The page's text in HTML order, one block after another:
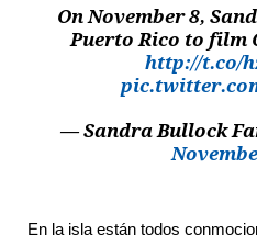
On November 8,
Puerto Rico to film
http://t.co/
— Sandra Bullock
En la isla están todos